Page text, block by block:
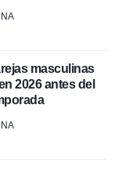
masculinas
2026 antes del